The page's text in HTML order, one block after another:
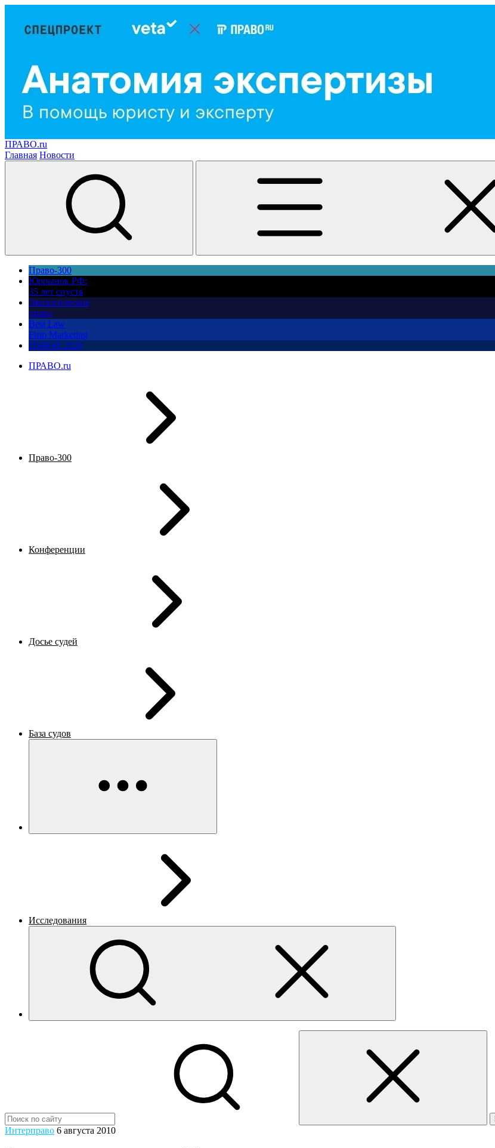
ПРАВО.ru
Главная Новости
Право-300
Юррынок РФ:
35 лет спустя
Экологическое
право
Best Law
Firm Marketing
ПМЮФ 2026
ПРАВО.ru
Право-300
Конференции
Досье судей
База судов
Исследования
Интерправо 6 августа 2010